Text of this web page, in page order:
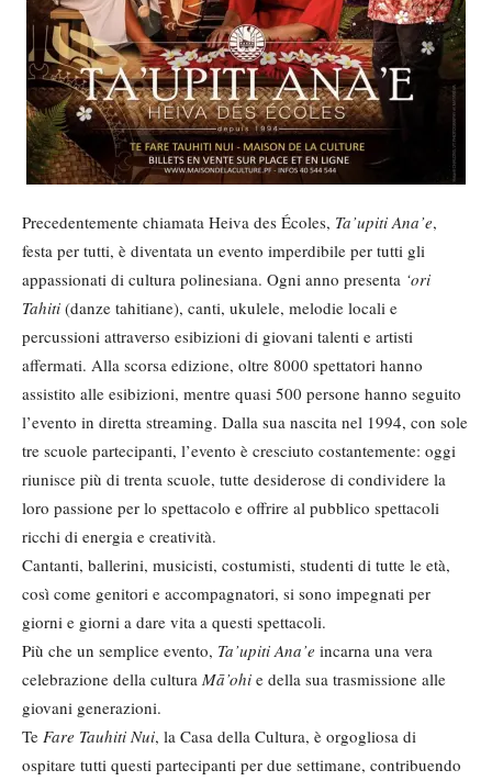
Precedentemente chiamata Heiva des Écoles, Ta’upiti Ana’e,
festa per tutti, è diventata un evento imperdibile per tutti gli
appassionati di cultura polinesiana. Ogni anno presenta ‘ori
Tahiti (danze tahitiane), canti, ukulele, melodie locali e
percussioni attraverso esibizioni di giovani talenti e artisti
affermati. Alla scorsa edizione, oltre 8000 spettatori hanno
assistito alle esibizioni, mentre quasi 500 persone hanno seguito
l’evento in diretta streaming. Dalla sua nascita nel 1994, con sole
tre scuole partecipanti, l’evento è cresciuto costantemente: oggi
riunisce più di trenta scuole, tutte desiderose di condividere la
loro passione per lo spettacolo e offrire al pubblico spettacoli
ricchi di energia e creatività.
Cantanti, ballerini, musicisti, costumisti, studenti di tutte le età,
così come genitori e accompagnatori, si sono impegnati per
giorni e giorni a dare vita a questi spettacoli.
Più che un semplice evento, Ta’upiti Ana’e incarna una vera
celebrazione della cultura Mā’ohi e della sua trasmissione alle
giovani generazioni.
Te Fare Tauhiti Nui, la Casa della Cultura, è orgogliosa di
ospitare tutti questi partecipanti per due settimane, contribuendo